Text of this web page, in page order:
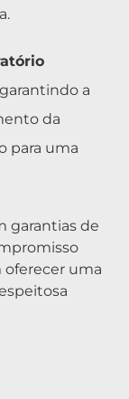
a
da
para uma
garantias de
oferecer uma